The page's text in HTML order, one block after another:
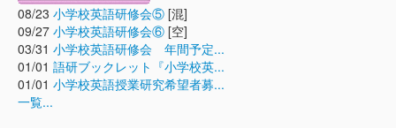
08/23 小学校英語研修会⑤ [混]
09/27 小学校英語研修会⑥ [空]
03/31 小学校英語研修会 年間予定...
01/01 語研ブックレット『小学校英...
01/01 小学校英語授業研究希望者募...
一覧...